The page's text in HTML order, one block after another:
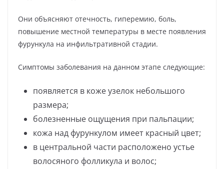
Они объясняют отечность, гиперемию, боль,
повышение местной температуры в месте появления
фурункула на инфильтративной стадии.
Симптомы заболевания на данном этапе следующие:
появляется в коже узелок небольшого
размера;
болезненные ощущения при пальпации;
кожа над фурункулом имеет красный цвет;
в центральной части расположено устье
волосяного фолликула и волос;